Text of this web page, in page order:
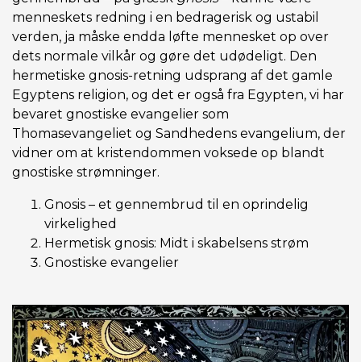
menneskets redning i en bedragerisk og ustabil
verden, ja måske endda løfte mennesket op over
dets normale vilkår og gøre det udødeligt. Den
hermetiske gnosis-retning udsprang af det gamle
Egyptens religion, og det er også fra Egypten, vi har
bevaret gnostiske evangelier som
Thomasevangeliet og Sandhedens evangelium, der
vidner om at kristendommen voksede op blandt
gnostiske strømninger.
Gnosis – et gennembrud til en oprindelig
virkelighed
Hermetisk gnosis: Midt i skabelsens strøm
Gnostiske evangelier